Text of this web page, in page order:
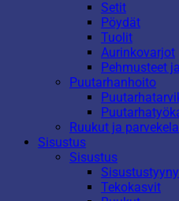
Setit
Pöydät
Tuolit
Aurinkovarjot
Pehmusteet
Puutarhanhoito
Ruukut ja
Sisustus
Sisustus
Tekokasvit